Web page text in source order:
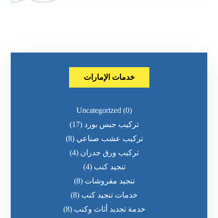
خدمات الإمارات
Uncategorized (0)
تركيب جبس بورد (17)
تركيب عشب صناعي (8)
تركيب ورق جدران (4)
تنجيد كنب (4)
تنجيد مفروشات (8)
خدمات تنجيد كنب (8)
خدمة تجديد أثاث وكنب (8)